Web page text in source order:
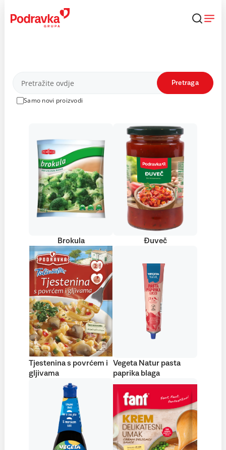
content
Proizvodi
Samo novi proizvodi
Pretraga
Brokula Đuveč
Tjestenina s povrćem i
gljivama
Vegeta Natur pasta
paprika blaga